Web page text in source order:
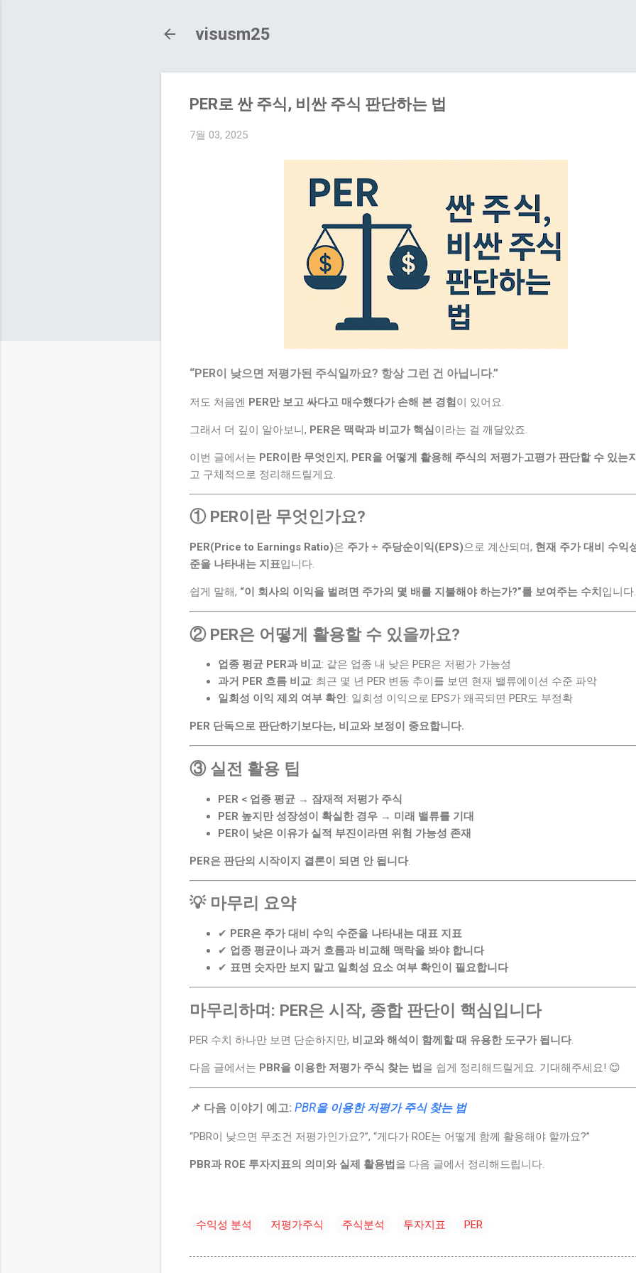
visusm25
PER로 싼 주식, 비싼 주식 판단하는 법
7월 03, 2025
“PER이 낮으면 저평가된 주식일까요? 항상 그런 건 아닙니다.”
저도 처음엔 PER만 보고 싸다고 매수했다가 손해 본 경험 이 있어요.
그래서 더 깊이 알아보니, PER은 맥락과 비교가 핵심 이라는 걸 깨달았죠.
이번 글에서는 PER이란 무엇인지 , PER을 어떻게 활용해 주식의 저평가‧고평가 판단할 수 있는지
고 구체적으로 정리해드릴게요.
① PER이란 무엇인가요?
PER(Price to Earnings Ratio)은 주가 ÷ 주당순이익(EPS)으로 계산되며, 현재 주가 대비 수익
준을 나타내는 지표입니다.
쉽게 말해, “이 회사의 이익을 벌려면 주가의 몇 배를 지불해야 하는가?”를 보여주는 수치 입니다.
② PER은 어떻게 활용할 수 있을까요?
업종 평균 PER과 비교: 같은 업종 내 낮은 PER은 저평가 가능성
과거 PER 흐름 비교: 최근 몇 년 PER 변동 추이를 보면 현재 밸류에이션 수준 파악
일회성 이익 제외 여부 확인: 일회성 이익으로 EPS가 왜곡되면 PER도 부정확
PER 단독으로 판단하기보다는, 비교와 보정이 중요합니다.
③ 실전 활용 팁
PER < 업종 평균 → 잠재적 저평가 주식
PER 높지만 성장성이 확실한 경우 → 미래 밸류를 기대
PER이 낮은 이유가 실적 부진이라면 위험 가능성 존재
PER은 판단의 시작이지 결론이 되면 안 됩니다.
💡 마무리 요약
✔ PER은 주가 대비 수익 수준을 나타내는 대표 지표
✔ 업종 평균이나 과거 흐름과 비교해 맥락을 봐야 합니다
✔ 표면 숫자만 보지 말고 일회성 요소 여부 확인이 필요합니다
마무리하며: PER은 시작, 종합 판단이 핵심입니다
PER 수치 하나만 보면 단순하지만, 비교와 해석이 함께할 때 유용한 도구가 됩니다.
다음 글에서는 PBR을 이용한 저평가 주식 찾는 법 을 쉽게 정리해드릴게요. 기대해주세요! 😊
📌 다음 이야기 예고: PBR을 이용한 저평가 주식 찾는 법
“PBR이 낮으면 무조건 저평가인가요?”, “게다가 ROE는 어떻게 함께 활용해야 할까요?”
PBR과 ROE 투자지표의 의미와 실제 활용법 을 다음 글에서 정리해드립니다.
수익성 분석 저평가주식 주식분석 투자지표 PER